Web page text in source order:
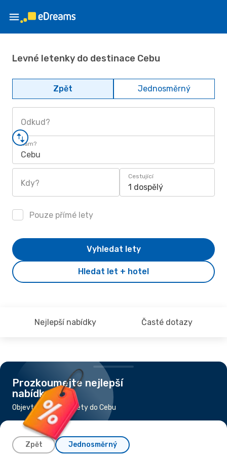
Levné letenky do destinace Cebu
Zpět Jednosměrný
Odkud?
Kam?
Cebu
Kdy?
Cestující
1 dospělý
Pouze přímé lety
Hledat let + hotel
Vyhledat lety
Nejlepší nabídky Časté dotazy
Prozkoumejte nejlepší
nabídky
Objevte nejlevnější lety do Cebu
Zpět Jednosměrný